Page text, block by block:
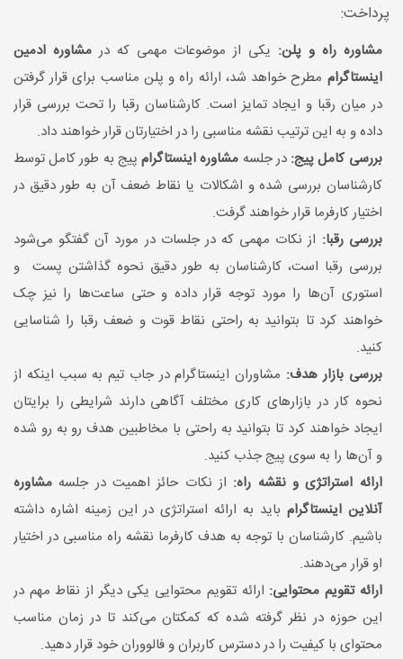
پرداخت:
مشاوره راه و پلن: یکی از موضوعات مهمی که درمشاوره ادمین
اینستاگرام مطرح خواهد شد، ارائه راه و پلن مناسب برای قرار گرفتن
در میان رقبا و ایجاد تمایز است. کارشناسان رقبا را تحت بررسی قرار
داده و به این ترتیب نقشه مناسبی را در اختیارتان قرار خواهند داد.
بررسی کامل پیج: در جلسه مشاوره اینستاگرامپیج به طور کامل توسط
کارشناسان بررسی شده و اشکالات یا نقاط ضعف آن به طور دقیق در
اختیار کارفرما قرار خواهند گرفت.
بررسی رقبا: از نکات مهمی که در جلسات در مورد آن گفتگو می‌شود
بررسی رقبا است، کارشناسان به طور دقیق نحوه گذاشتن پست و
استوری آن‌ها را مورد توجه قرار داده و حتی ساعت‌ها را نیز چک
خواهند کرد تا بتوانید به راحتی نقاط قوت و ضعف رقبا را شناسایی
کنید.
بررسی بازار هدف: مشاوران اینستاگرام در جاب تیم به سبب اینکه از
نحوه کار در بازارهای کاری مختلف آگاهی دارند شرایطی را برایتان
ایجاد خواهند کرد تا بتوانید به راحتی با مخاطبین هدف رو به رو شده
و آن‌ها را به سوی پیج جذب کنید.
ارائه استراتژی و نقشه راه: از نکات حائز اهمیت در جلسه مشاوره
آنلاین اینستاگرام باید به ارائه استراتژی در این زمینه اشاره داشته
باشیم. کارشناسان با توجه به هدف کارفرما نقشه راه مناسبی در اختیار
او قرار می‌دهند.
ارائه تقویم محتوایی: ارائه تقویم محتوایی یکی دیگر از نقاط مهم در
این حوزه در نظر گرفته شده که کمکتان می‌کند تا در زمان مناسب
محتوای با کیفیت را در دسترس کاربران و فالووران خود قرار دهید.